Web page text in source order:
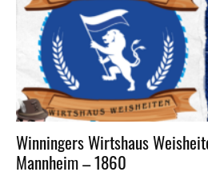
Winningers Wirtshaus
Mannheim – 1860